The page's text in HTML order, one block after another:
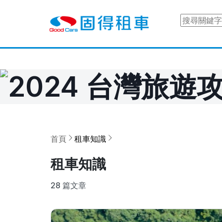
固得租車 - 部落格
首頁 租車知識
租車知識
28 篇文章